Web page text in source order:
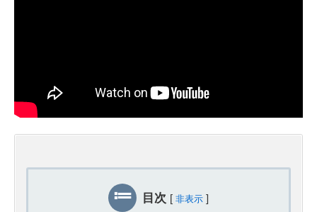
目次 [ 非表示 ]